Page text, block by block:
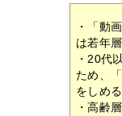
・「動
は若年
・20代
ため、
をしめる
・高齢